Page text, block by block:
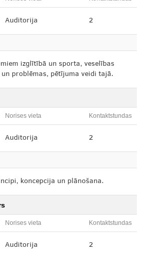
Auditorija 2
izglītībā un sporta, veselības
problēmas, pētījuma veidi tajā.
Norises vieta Kontaktstundas
Auditorija 2
koncepcija un plānošana.
Norises vieta Kontaktstundas
Auditorija 2